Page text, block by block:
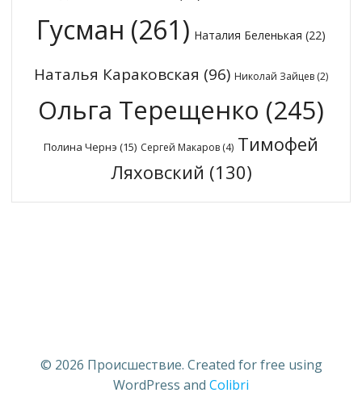
Гусман (261) Наталия Беленькая (22)
Наталья Караковская (96) Николай Зайцев (2)
Ольга Терещенко (245)
Полина Чернэ (15) Сергей Макаров (4) Тимофей
Ляховский (130)
© 2026 Происшествие. Created for free using
WordPress and Colibri